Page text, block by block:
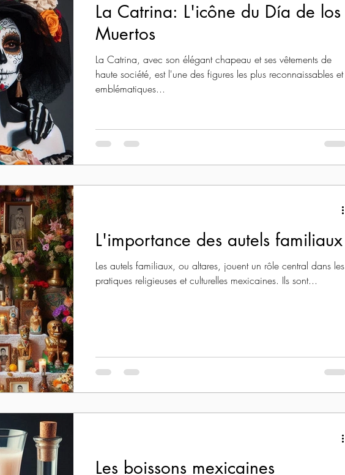
La Catrina: L'icône du Día de los
Muertos
La Catrina, avec son élégant chapeau et ses vêtements de
haute société, est l'une des figures les plus reconnaissables et
emblématiques...
L'importance des autels familiaux
Les autels familiaux, ou altares, jouent un rôle central dans les
pratiques religieuses et culturelles mexicaines. Ils sont...
Les boissons mexicaines